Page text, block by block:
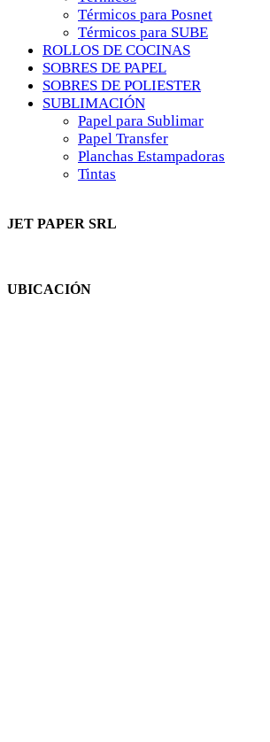
Térmicos para Posnet
Térmicos para SUBE
ROLLOS DE COCINAS
SOBRES DE PAPEL
SOBRES DE POLIESTER
SUBLIMACIÓN
Papel para Sublimar
Papel Transfer
Planchas Estampadoras
Tintas
JET PAPER SRL
UBICACIÓN